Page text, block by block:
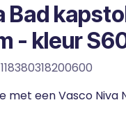
Bad
- kleur
118380318200600
een Vasco Niva